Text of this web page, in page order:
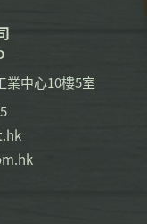
業中心10樓5室